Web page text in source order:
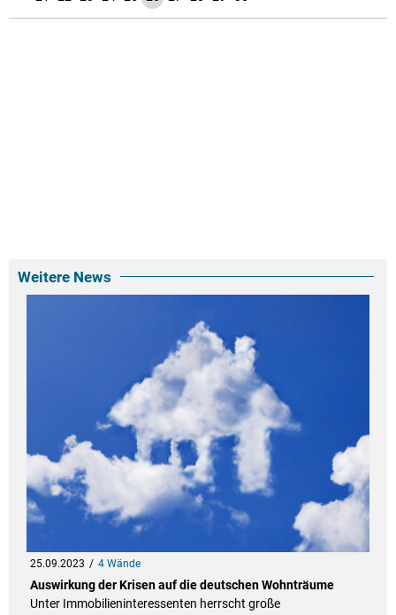
Weitere News
25.09.2023 4 Wände
Auswirkung der Krisen auf die deutschen Wohnträume
Unter Immobilieninteressenten herrscht große